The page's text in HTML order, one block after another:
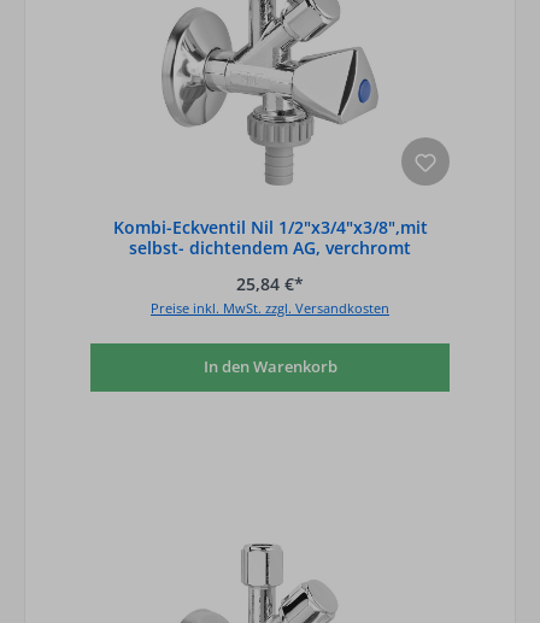
Kombi-Eckventil Nil 1/2"x3/4"x3/8",mit
selbst- dichtendem AG, verchromt
25,84 €*
Preise inkl. MwSt. zzgl. Versandkosten
In den Warenkorb